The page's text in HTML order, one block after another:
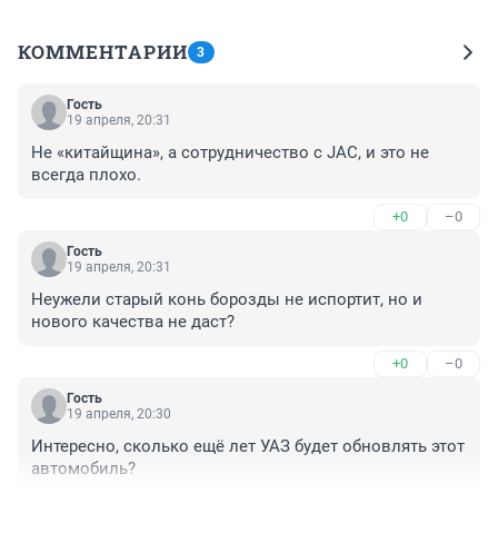
КОММЕНТАРИИ 3
Гость
19 апреля, 20:31
Не «китайщина», а сотрудничество с JAC, и это не
всегда плохо.
+0 –0
Гость
19 апреля, 20:31
Неужели старый конь борозды не испортит, но и
нового качества не даст?
+0 –0
Гость
19 апреля, 20:30
Интересно, сколько ещё лет УАЗ будет обновлять этот
автомобиль?